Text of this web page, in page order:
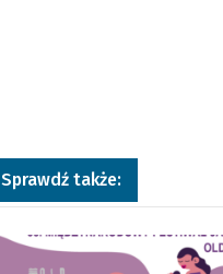
Sprawdź także: